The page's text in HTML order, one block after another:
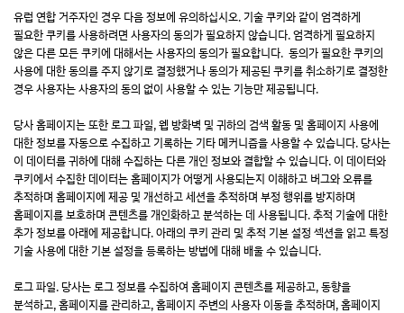
유럽 연합 거주자인 경우 다음 정보에 유의하십시오. 기술 쿠키와 같이 엄격하게
필요한 쿠키를 사용하려면 사용자의 동의가 필요하지 않습니다. 엄격하게 필요하지
않은 다른 모든 쿠키에 대해서는 사용자의 동의가 필요합니다. 동의가 필요한 쿠키의
사용에 대한 동의를 주지 않기로 결정했거나 동의가 제공된 쿠키를 취소하기로 결정한
경우 사용자는 사용자의 동의 없이 사용할 수 있는 기능만 제공됩니다.
당사 홈페이지는 또한 로그 파일, 웹 방화벽 및 귀하의 검색 활동 및 홈페이지 사용에
대한 정보를 자동으로 수집하고 기록하는 기타 메커니즘을 사용할 수 있습니다. 당사는
이 데이터를 귀하에 대해 수집하는 다른 개인 정보와 결합할 수 있습니다. 이 데이터와
쿠키에서 수집한 데이터는 홈페이지가 어떻게 사용되는지 이해하고 버그와 오류를
추적하며 홈페이지에 제공 및 개선하고 세션을 추적하며 부정 행위를 방지하며
홈페이지를 보호하며 콘텐츠를 개인화하고 분석하는 데 사용됩니다. 추적 기술에 대한
추가 정보를 아래에 제공합니다. 아래의 쿠키 관리 및 추적 기본 설정 섹션을 읽고 특정
기술 사용에 대한 기본 설정을 등록하는 방법에 대해 배울 수 있습니다.
로그 파일. 당사는 로그 정보를 수집하여 홈페이지 콘텐츠를 제공하고, 동향을
분석하고, 홈페이지를 관리하고, 홈페이지 주변의 사용자 이동을 추적하며, 홈페이지